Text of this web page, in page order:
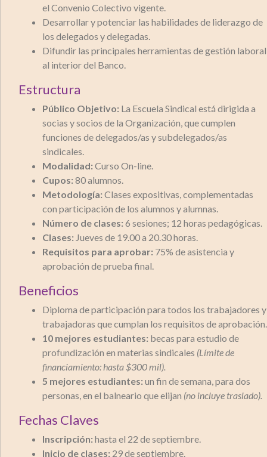
el Convenio Colectivo vigente.
Desarrollar y potenciar las habilidades de liderazgo de
los delegados y delegadas.
Difundir las principales herramientas de gestión laboral
al interior del Banco.
Estructura
Público Objetivo: La Escuela Sindical está dirigida a
socias y socios de la Organización, que cumplen
funciones de delegados/as y subdelegados/as
sindicales.
Modalidad:Curso On-line.
Cupos:80 alumnos.
Metodología:Clases expositivas, complementadas
con participación de los alumnos y alumnas.
Número de clases:6 sesiones; 12 horas pedagógicas.
Clases: Jueves de 19.00 a 20.30 horas.
Requisitos para aprobar: 75% de asistencia y
aprobación de prueba final.
Beneficios
Diploma de participación para todos los trabajadores y
trabajadoras que cumplan los requisitos de aprobación.
10 mejores estudiantes: becas para estudio de
profundización en materias sindicales (Límite de
financiamiento: hasta $300 mil).
5 mejores estudiantes:un fin de semana, para dos
personas, en el balneario que elijan (no incluye traslado).
Fechas Claves
Inscripción:hasta el 22 de septiembre.
Inicio de clases: 29 de septiembre.